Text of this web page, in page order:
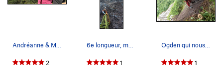
relais situé sur la vire à droite dans la forêt.
PVI: La dernière section avant le relais comporte un
mouvement un peu plus engagé sur la dalle.
Troisième longueur *** Mixte (5.10C)
Suivre les plaquettes directement au-dessus du relais
Andréanne & Marjorie qui s'apprêtent à terminer…
2
6e longueur, magnifique fissure! ( Le relais se…
1
Ogden qui nous a énormément aidé !
1